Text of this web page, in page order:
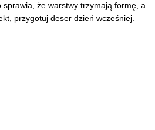
sprawia, że warstwy trzymają formę, a
przygotuj deser dzień wcześniej.